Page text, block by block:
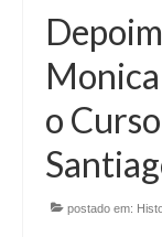
o
postado em: